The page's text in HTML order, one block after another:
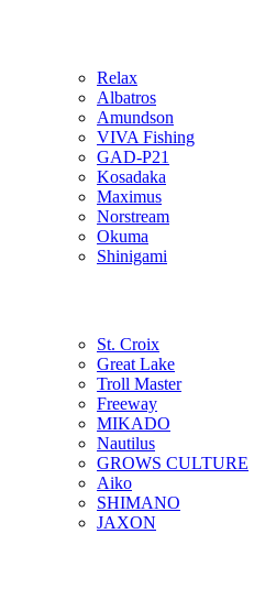
Relax
Albatros
Amundson
VIVA Fishing
GAD-P21
Kosadaka
Maximus
Norstream
Okuma
Shinigami
St. Croix
Great Lake
Troll Master
Freeway
MIKADO
Nautilus
GROWS CULTURE
Aiko
SHIMANO
JAXON